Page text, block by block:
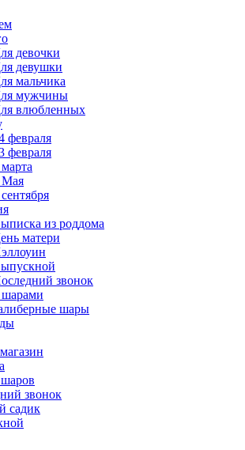
девочки
девушки
мальчика
мужчины
влюбленных
февраля
февраля
Мая
из роддома
матери
звонок
шары
звонок
садик